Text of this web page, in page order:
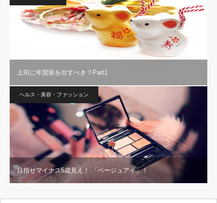
上司に年賀状を出すべき？Part1
ヘルス・美容・ファッション
目指せマイナス5歳見え！ 「ベージュアイ」！